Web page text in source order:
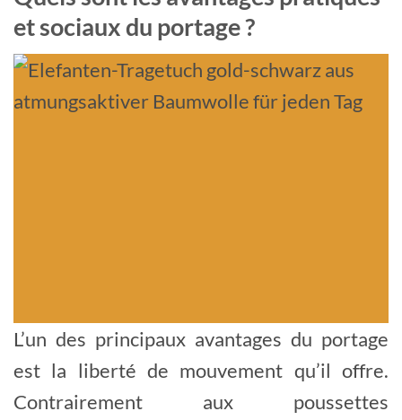
et sociaux du portage ?
L’un des principaux avantages du portage
est la liberté de mouvement qu’il offre.
Contrairement aux poussettes